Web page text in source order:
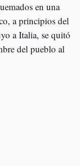
en una
a principios del
a Italia, se quitó
del pueblo al